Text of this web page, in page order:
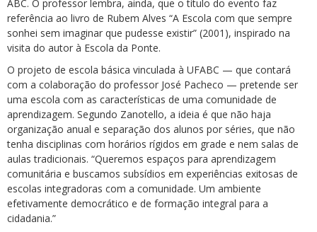
ABC. O professor lembra, ainda, que o título do evento faz
referência ao livro de Rubem Alves “A Escola com que sempre
sonhei sem imaginar que pudesse existir” (2001), inspirado na
visita do autor à Escola da Ponte.
O projeto de escola básica vinculada à UFABC — que contará
com a colaboração do professor José Pacheco — pretende ser
uma escola com as características de uma comunidade de
aprendizagem. Segundo Zanotello, a ideia é que não haja
organização anual e separação dos alunos por séries, que não
tenha disciplinas com horários rígidos em grade e nem salas de
aulas tradicionais. “Queremos espaços para aprendizagem
comunitária e buscamos subsídios em experiências exitosas de
escolas integradoras com a comunidade. Um ambiente
efetivamente democrático e de formação integral para a
cidadania.”